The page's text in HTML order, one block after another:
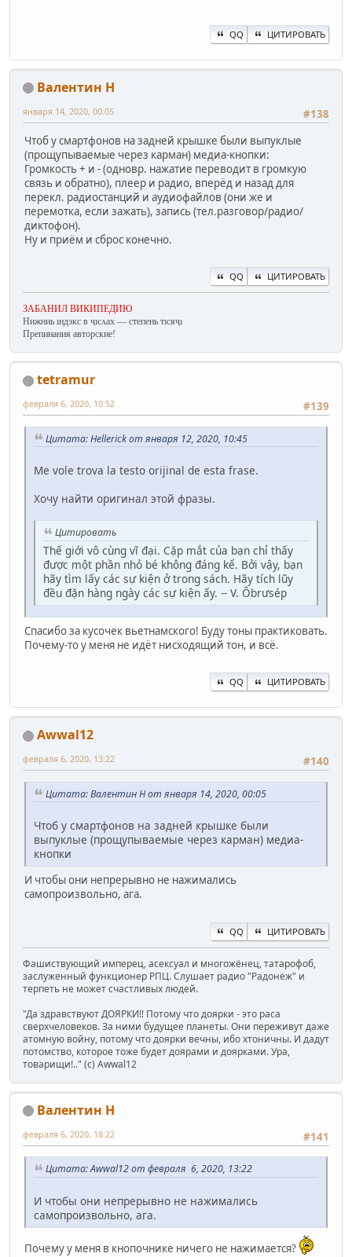
QQ ЦИТИРОВАТЬ
Валентин Н
#138
января 14, 2020, 00:05
Чтоб у смартфонов на задней крышке были выпуклые
(прощупываемые через карман) медиа-кнопки:
Громкость + и - (одновр. нажатие переводит в громкую
связь и обратно), плеер и радио, вперёд и назад для
перекл. радиостанций и аудиофайлов (они же и
перемотка, если зажать), запись (тел.разговор/радио/
диктофон).
Ну и приём и сброс конечно.
QQ ЦИТИРОВАТЬ
ЗАБАНИЛ ВИКИПЕДИЮ
Нижниь ıндэкс в ҷıсʌах — степень тıсяҷı
Препинания авторские!
tetramur
#139
февраля 6, 2020, 10:52
Цитата: Hellerick от января 12, 2020, 10:45
Me vole trova la testo orijinal de esta frase.
Хочу найти оригинал этой фразы.
Цитировать
Thế giới vô cùng vĩ đại. Cặp mắt của bạn chỉ thấy
được một phần nhỏ bé không đáng kể. Bởi vậy, bạn
hãy tìm lấy các sự kiện ở trong sách. Hãy tích lũy
đều đặn hàng ngày các sự kiện ấy. -- V. Ôbrưsép
Спасибо за кусочек вьетнамского! Буду тоны практиковать.
Почему-то у меня не идёт нисходящий тон, и всё.
QQ ЦИТИРОВАТЬ
Awwal12
#140
февраля 6, 2020, 13:22
Цитата: Валентин Н от января 14, 2020, 00:05
Чтоб у смартфонов на задней крышке были
выпуклые (прощупываемые через карман) медиа-
кнопки
И чтобы они непрерывно не нажимались
самопроизвольно, ага.
QQ ЦИТИРОВАТЬ
Фашиствующий имперец, асексуал и многожёнец, татарофоб,
заслуженный функционер РПЦ. Слушает радио "Радонеж" и
терпеть не может счастливых людей.
"Да здравствуют ДОЯРКИ!! Потому что доярки - это раса
сверхчеловеков. За ними будущее планеты. Они переживут даже
атомную войну, потому что доярки вечны, ибо хтоничны. И дадут
потомство, которое тоже будет доярами и доярками. Ура,
товарищи!.." (c) Awwal12
Валентин Н
#141
февраля 6, 2020, 18:22
Цитата: Awwal12 от февраля 6, 2020, 13:22
И чтобы они непрерывно не нажимались
самопроизвольно, ага.
Почему у меня в кнопочнике ничего не нажимается?